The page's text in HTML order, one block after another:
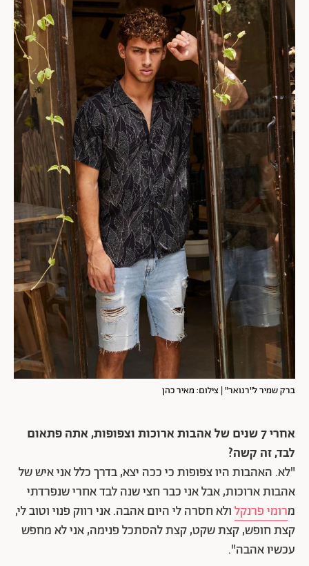
ברק שמיר ל"רנואר" | צילום: מאיר כהן
אחרי 7 שנים של אהבות ארוכות וצפופות, אתה פתאום
לבד, זה קשה?
"לא. האהבות היו צפופות כי ככה יצא, בדרך כלל אני איש של
אהבות ארוכות, אבל אני כבר חצי שנה לבד אחרי שנפרדתי
מרומי פרנקלולא חסרה לי היום אהבה. אני רווק פנוי וטוב לי,
קצת חופש, קצת שקט, קצת להסתכל פנימה, אני לא מחפש
עכשיו אהבה".